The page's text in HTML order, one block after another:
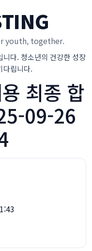
youth, together.
다. 청소년의 건강한 성장
다립니다.
최종 합
09-26